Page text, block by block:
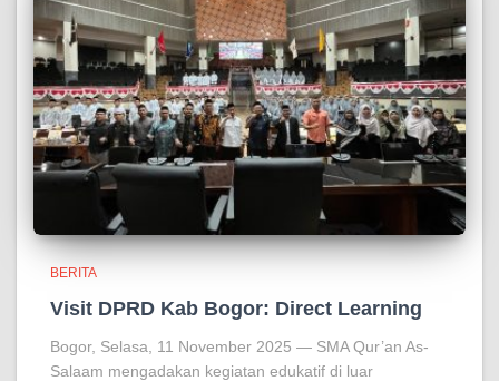
BERITA
Visit DPRD Kab Bogor: Direct Learning
Bogor, Selasa, 11 November 2025 — SMA Qur’an As-
Salaam mengadakan kegiatan edukatif di luar